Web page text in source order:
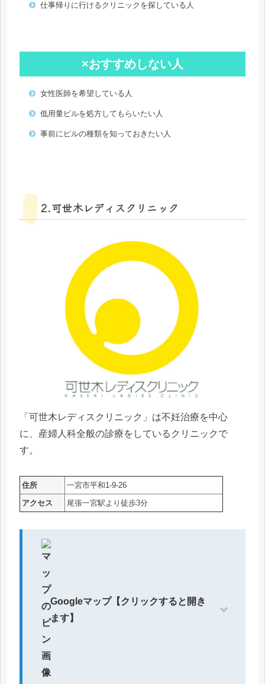
仕事帰りに行けるクリニックを探している人
×おすすめしない人
女性医師を希望している人
低用量ピルを処方してもらいたい人
事前にピルの種類を知っておきたい人
2.可世木レディスクリニック
「可世木レディスクリニック」は不妊治療を中心
に、産婦人科全般の診療をしているクリニックで
す。
住所
一宮市平和1-9-26
アクセス
尾張一宮駅より徒歩3分
Googleマップ【クリックすると開き
ます】